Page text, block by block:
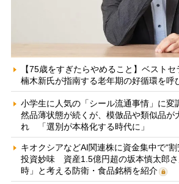
【75歳をすぎたらやめること】ベスト
楠木新氏が指南する老年期の好循環を呼
小学生に人気の「シール流通事情」に
然品薄状態が続くが、模倣品や類似品が
れ 「選別が本格化する時代に」
キオクシアなどAI関連株に資金集中で“
投資妙味 資産1.5億円超の坂本慎太郎
時」と考える防衛・食品銘柄を紹介